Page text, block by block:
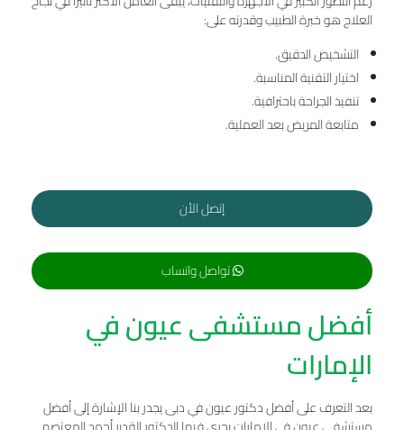
العلاج هو خبرة الطبيب وقدرته على:
التشخيص الدقيق.
اختيار التقنية المناسبة.
تنفيذ الجراحة باحترافية.
متابعة المريض بعد العملية.
إتصل الأن
تواصل واتساب
أفضل مستشفى عیون في
الإمارات
بعد التعرف على أفضل دكتور عيون في دبى يجدر بنا الإشارة إلى أفضل